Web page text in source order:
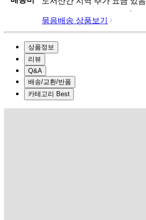
묶음배송 상품보기
상품정보
리뷰
Q&A
배송/교환/반품
카테고리 Best